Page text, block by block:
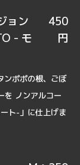
ョン
- モ
450
円
ンポポの根、ごぼ
を ノンアルコー
ト-」に仕上げま